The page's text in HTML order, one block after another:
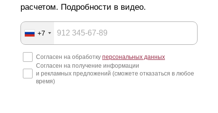
расчетом. Подробности в видео.
+7
Согласен на обработку персональных данных
Согласен на получение информации
и рекламных предложений (сможете отказаться в любое
время)